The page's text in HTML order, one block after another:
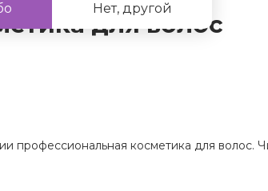
Нет, другой
для волос
профессиональная косметика для волос.